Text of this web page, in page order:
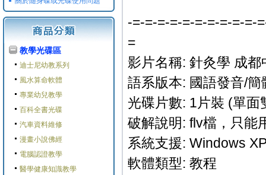
教學光碟區
迪士尼幼教系列
風水算命軟體
專業幼兒教學
百科全書光碟
汽車資料維修
漫畫小說佛經
電腦認證教學
醫學健康知識教學
-=-=-=-=-=-=-=-=-=-=-
=
影片名稱: 針灸學 成
語系版本: 國語發音/
光碟片數: 1片裝 (單面
破解說明: flv檔，只能
系統支援: Windows
軟體類型: 教程